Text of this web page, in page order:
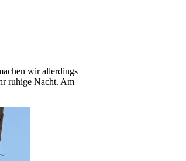
wir allerdings
ruhige Nacht. Am